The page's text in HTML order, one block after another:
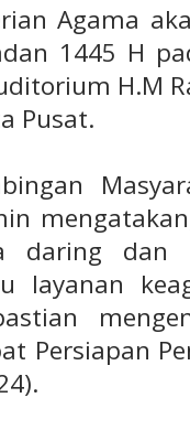
Agama
1445 H
H.M
Pusat.
daring dan
layanan
Persiapan